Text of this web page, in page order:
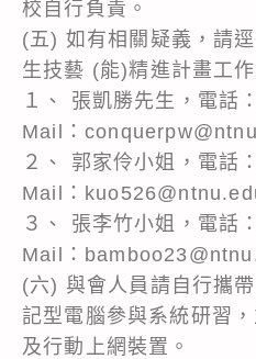
校自行負責。
(五) 如有相關疑義，請
生技藝 (能)精進計畫工
１、 張凱勝先生，電話
Mail：
２、 郭家伶小姐，電話
Mail：
３、 張李竹小姐，電話
Mail：
(六) 與會人員請自行攜
記型電腦參與系統研習
及行動上網裝置。